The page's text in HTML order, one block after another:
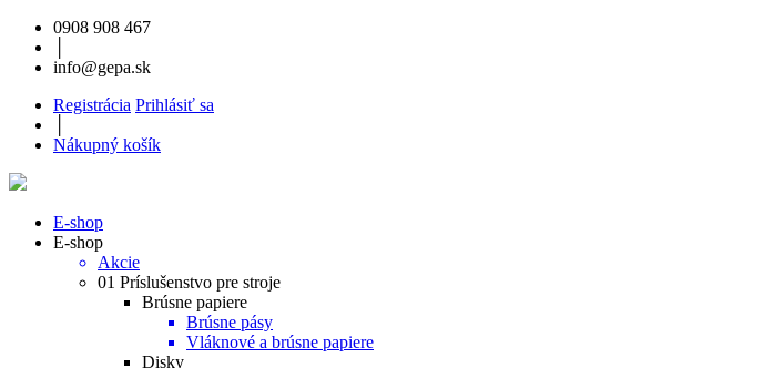
0908 908 467
info@gepa.sk
Registrácia Prihlásiť sa
Nákupný košík
E-shop
E-shop
Akcie
01 Príslušenstvo pre stroje
Brúsne papiere
Brúsne pásy
Vláknové a brúsne papiere
Disky